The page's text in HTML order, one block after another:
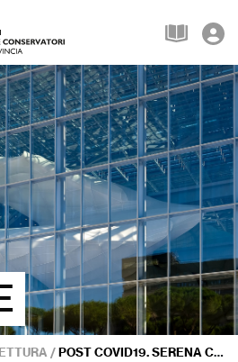
/POST COVID19. SERENA CHIARELLI (BRINDISI): «RISPONDERE A NUOVE ESIGENZE DI MODELLI ABITATIVI»